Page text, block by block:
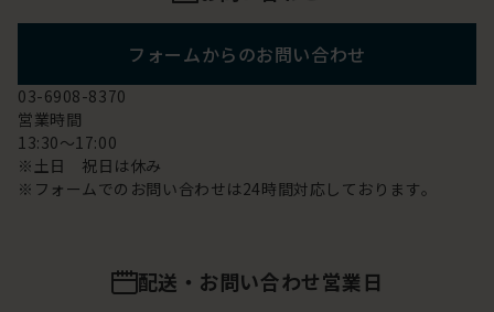
フォームからのお問い合わせ
03-6908-8370
営業時間
13:30～17:00
※土日 祝日は休み
※フォームでのお問い合わせは24時間対応しております。
配送・お問い合わせ営業日